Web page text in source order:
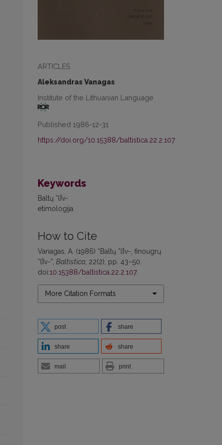
ARTICLES
Aleksandras Vanagas
Institute of the Lithuanian Language
Published 1986-12-31
https://doi.org/10.15388/baltistica.22.2.107
Keywords
Baltų *lī̆v-
etimologija
How to Cite
Vanagas, A. (1986) “Baltų *lī̆v-, finougrų
*lī̆v-”, Baltistica , 22(2), pp. 43–50.
doi:10.15388/baltistica.22.2.107.
More Citation Formats
post share
share share
mail print